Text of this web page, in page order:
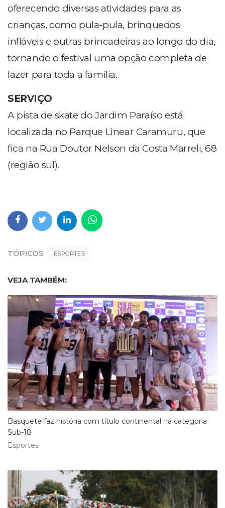
oferecendo diversas atividades para as
crianças, como pula-pula, brinquedos
infláveis e outras brincadeiras ao longo do dia,
tornando o festival uma opção completa de
lazer para toda a família.
SERVIÇO
A pista de skate do Jardim Paraíso está
localizada no Parque Linear Caramuru, que
fica na Rua Doutor Nelson da Costa Marreli, 68
(região sul).
TÓPICOS ESPORTES
VEJA TAMBÉM:
Basquete faz história com título continental na categoria
Sub-18
Esportes